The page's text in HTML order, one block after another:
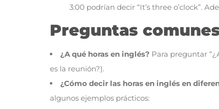
3:00 podrían decir “It’s three o’clock”.
Preguntas
¿A qué horas en inglés? Para preguntar
es la reunión?).
¿Cómo decir las horas en inglés en
algunos ejemplos prácticos: